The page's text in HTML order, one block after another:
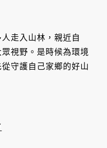
走入山林，親近自
視野。是時候為環境
守護自己家鄉的好山